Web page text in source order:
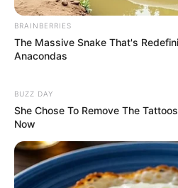
BRAINBERRIES
The Massive Snake That's
Anacondas
BUZZ DAY
She Chose To Remove The
Now